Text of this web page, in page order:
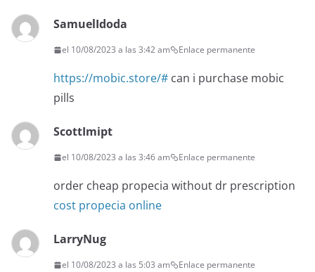
SamuelIdoda
el 10/08/2023 a las 3:42 am Enlace permanente
https://mobic.store/# can i purchase mobic
pills
ScottImipt
el 10/08/2023 a las 3:46 am Enlace permanente
order cheap propecia without dr prescription
cost propecia online
LarryNug
el 10/08/2023 a las 5:03 am Enlace permanente